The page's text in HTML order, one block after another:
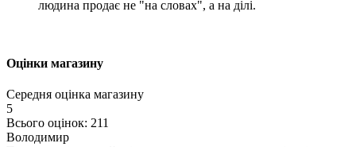
людина продає не "на словах", а на ділі.
Оцінки магазину
Середня оцінка магазину
5
Всього оцінок: 211
Володимир